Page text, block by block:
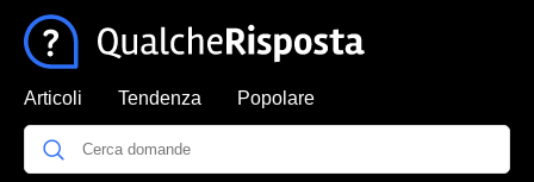
Articoli Tendenza Popolare